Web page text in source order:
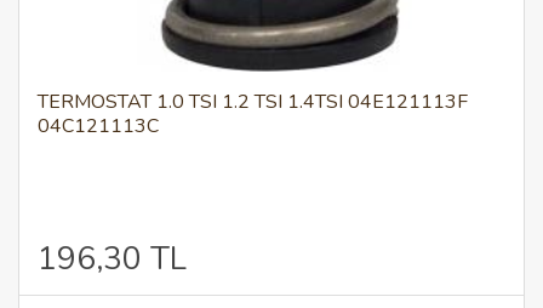
TERMOSTAT 1.0 TSI 1.2 TSI 1.4TSI 04E121113F
04C121113C
196,30 TL